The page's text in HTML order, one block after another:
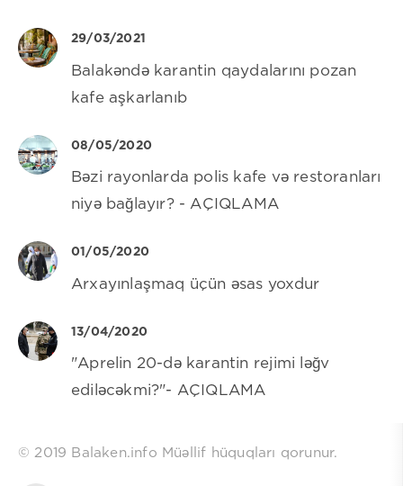
29/03/2021
Balakəndə karantin qaydalarını pozan
kafe aşkarlanıb
08/05/2020
Bəzi rayonlarda polis kafe və restoranları
niyə bağlayır? - AÇIQLAMA
01/05/2020
Arxayınlaşmaq üçün əsas yoxdur
13/04/2020
"Aprelin 20-də karantin rejimi ləğv
ediləcəkmi?"- AÇIQLAMA
© 2019 Balaken.info Müəllif hüquqları qorunur.